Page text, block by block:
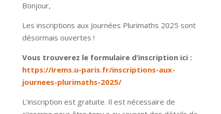
Bonjour,
Les inscriptions aux Journées Plurimaths 2025 sont
désormais ouvertes !
Vous trouverez le formulaire d’inscription ici :
https://irems.u-paris.fr/inscriptions-aux-
journees-plurimaths-2025/
L’inscription est gratuite. Il est nécessaire de